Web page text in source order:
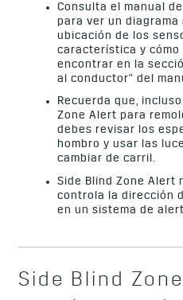
Consulta el manual
para ver un diagrama
ubicación de los
característica y cómo
encontrar en la
al conductor" del
Recuerda que,
Zone Alert para
debes revisar los
hombro y usar las
cambiar de carril.
Side Blind Zone Alert
controla la dirección
en un sistema de
Side Blind